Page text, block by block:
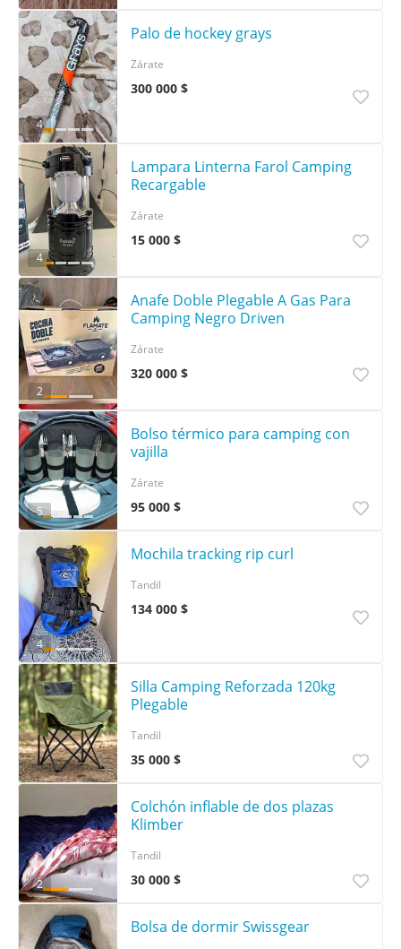
4
Palo de hockey grays
300 000 $
Zárate
4
Lampara Linterna Farol Camping
Recargable
15 000 $
Zárate
2
Anafe Doble Plegable A Gas Para
Camping Negro Driven
320 000 $
Zárate
5
Bolso térmico para camping con
vajilla
95 000 $
Zárate
4
Mochila tracking rip curl
134 000 $
Tandil
Silla Camping Reforzada 120kg
Plegable
35 000 $
Tandil
2
Colchón inflable de dos plazas
Klimber
30 000 $
Tandil
Bolsa de dormir Swissgear